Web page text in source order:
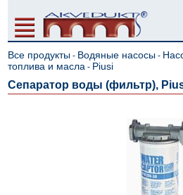
Все продукты - Водяные насосы -
топлива и масла - Piusi
Сепаратор воды (фильтр),